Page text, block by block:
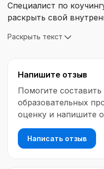
Специалист по
раскрыть свой
его способности и
принимать решения на
анализа
Раскрыть текст
Напишите отзыв
Помогите
образовательных
оценку и напишите
Написать отзыв